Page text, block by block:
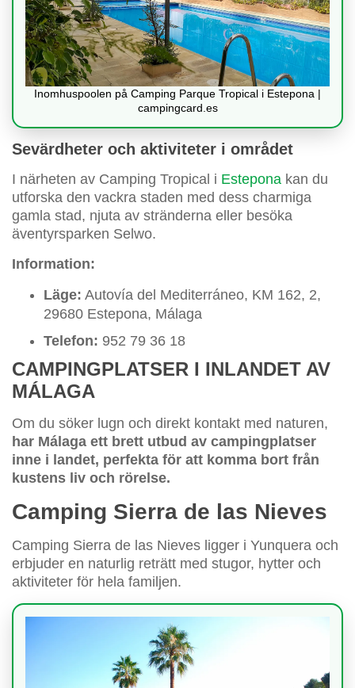
Inomhuspoolen på Camping Parque Tropical i Estepona |
campingcard.es
Sevärdheter och aktiviteter i området
I närheten av Camping Tropical i Estepona kan du
utforska den vackra staden med dess charmiga
gamla stad, njuta av stränderna eller besöka
äventyrsparken Selwo.
Information:
Läge: Autovía del Mediterráneo, KM 162, 2,
29680 Estepona, Málaga
Telefon: 952 79 36 18
CAMPINGPLATSER I INLANDET AV
MÁLAGA
Om du söker lugn och direkt kontakt med naturen,
har Málaga ett brett utbud av campingplatser
inne i landet, perfekta för att komma bort från
kustens liv och rörelse.
Camping Sierra de las Nieves
Camping Sierra de las Nieves ligger i Yunquera och
erbjuder en naturlig reträtt med stugor, hytter och
aktiviteter för hela familjen.